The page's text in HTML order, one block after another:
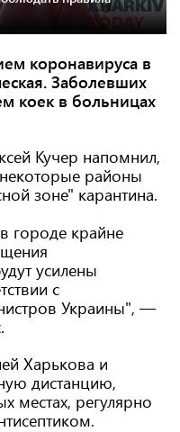
коронавируса в
Заболевших
коек в больницах
Кучер напомнил,
районы
зоне" карантина.
городе крайне
усилены
с
Украины", —
Харькова и
дистанцию,
местах, регулярно